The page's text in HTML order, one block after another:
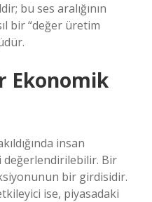
bu ses aralığının
bir “değer üretim
Ekonomik
insan
değerlendirilebilir. Bir
bir girdisidir.
ise, piyasadaki